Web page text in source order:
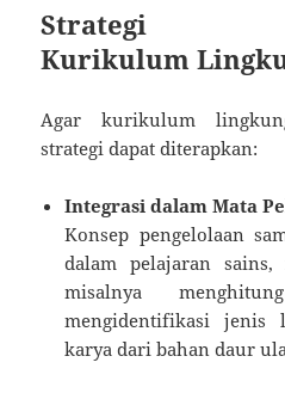
Strategi
Kurikulum
Agar kurikulum
strategi dapat diterapkan:
Integrasi dalam Mata
Konsep pengelolaan
dalam pelajaran sains,
misalnya
mengidentifikasi jenis
karya dari bahan daur